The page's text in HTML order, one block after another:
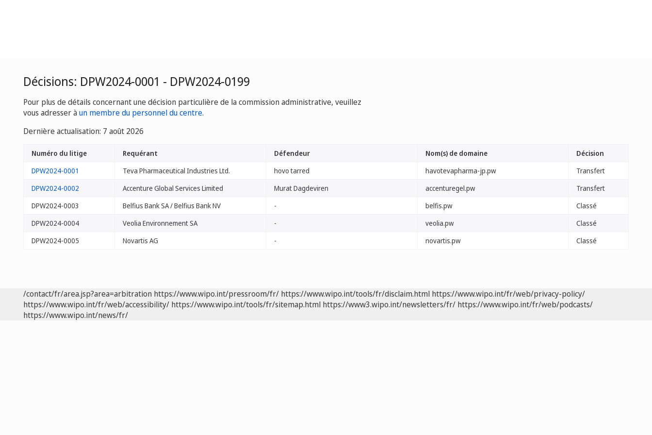
Décisions: DPW2024-0001 - DPW2024-0199
Pour plus de détails concernant une décision particulière de la commission administrative, veuillez
vous adresser àun membre du personnel du centre.
Dernière actualisation: 7 août 2026
Numéro du litige Requérant Défendeur Nom(s) de domaine
Décision
DPW2024-0001
Teva Pharmaceutical Industries Ltd. hovo tarred havotevapharma-jp.pw
Transfert
DPW2024-0002
Accenture Global Services Limited Murat Dagdeviren accenturegel.pw
Transfert
DPW2024-0003
Belfius Bank SA / Belfius Bank NV - belfis.pw
Classé
DPW2024-0004
Veolia Environnement SA - veolia.pw
Classé
DPW2024-0005
Novartis AG - novartis.pw Classé
/contact/fr/area.jsp?area=arbitration https://www.wipo.int/pressroom/fr/ https://www.wipo.int/tools/fr/disclaim.html https://www.wipo.int/fr/web/privacy-policy/
https://www.wipo.int/fr/web/accessibility/ https://www.wipo.int/tools/fr/sitemap.html https://www3.wipo.int/newsletters/fr/ https://www.wipo.int/fr/web/podcasts/
https://www.wipo.int/news/fr/